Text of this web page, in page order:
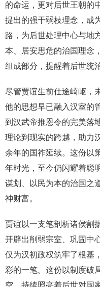
的命运，更对后世王朝的
提出的强干弱枝理念，成
路，为后世处理中心与地
本、居安思危的治国理念
组成部分，提醒着后世统
尽管贾谊生前仕途崎岖，
他的思想早已融入汉室的
到汉武帝推恩令的完美落
理论到现实的跨越，助力
余年的国祚延续。这份以
年时光，至今仍闪耀着聪
谋划、以民为本的治国之
神财富。
贾谊以一支笔剖析诸侯割
开辟出削弱宗室、巩固中
仅为汉初政权筑牢了根基
彩的一笔。这份以制度破